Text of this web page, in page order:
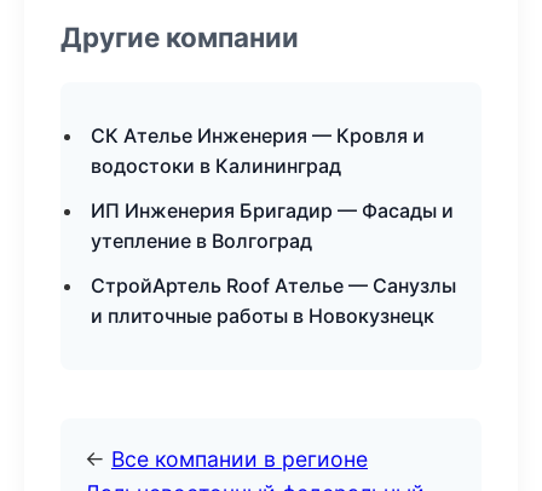
Другие компании
СК Ателье Инженерия — Кровля и
водостоки в Калининград
ИП Инженерия Бригадир — Фасады и
утепление в Волгоград
СтройАртель Roof Ателье — Санузлы
и плиточные работы в Новокузнецк
← Все компании в регионе